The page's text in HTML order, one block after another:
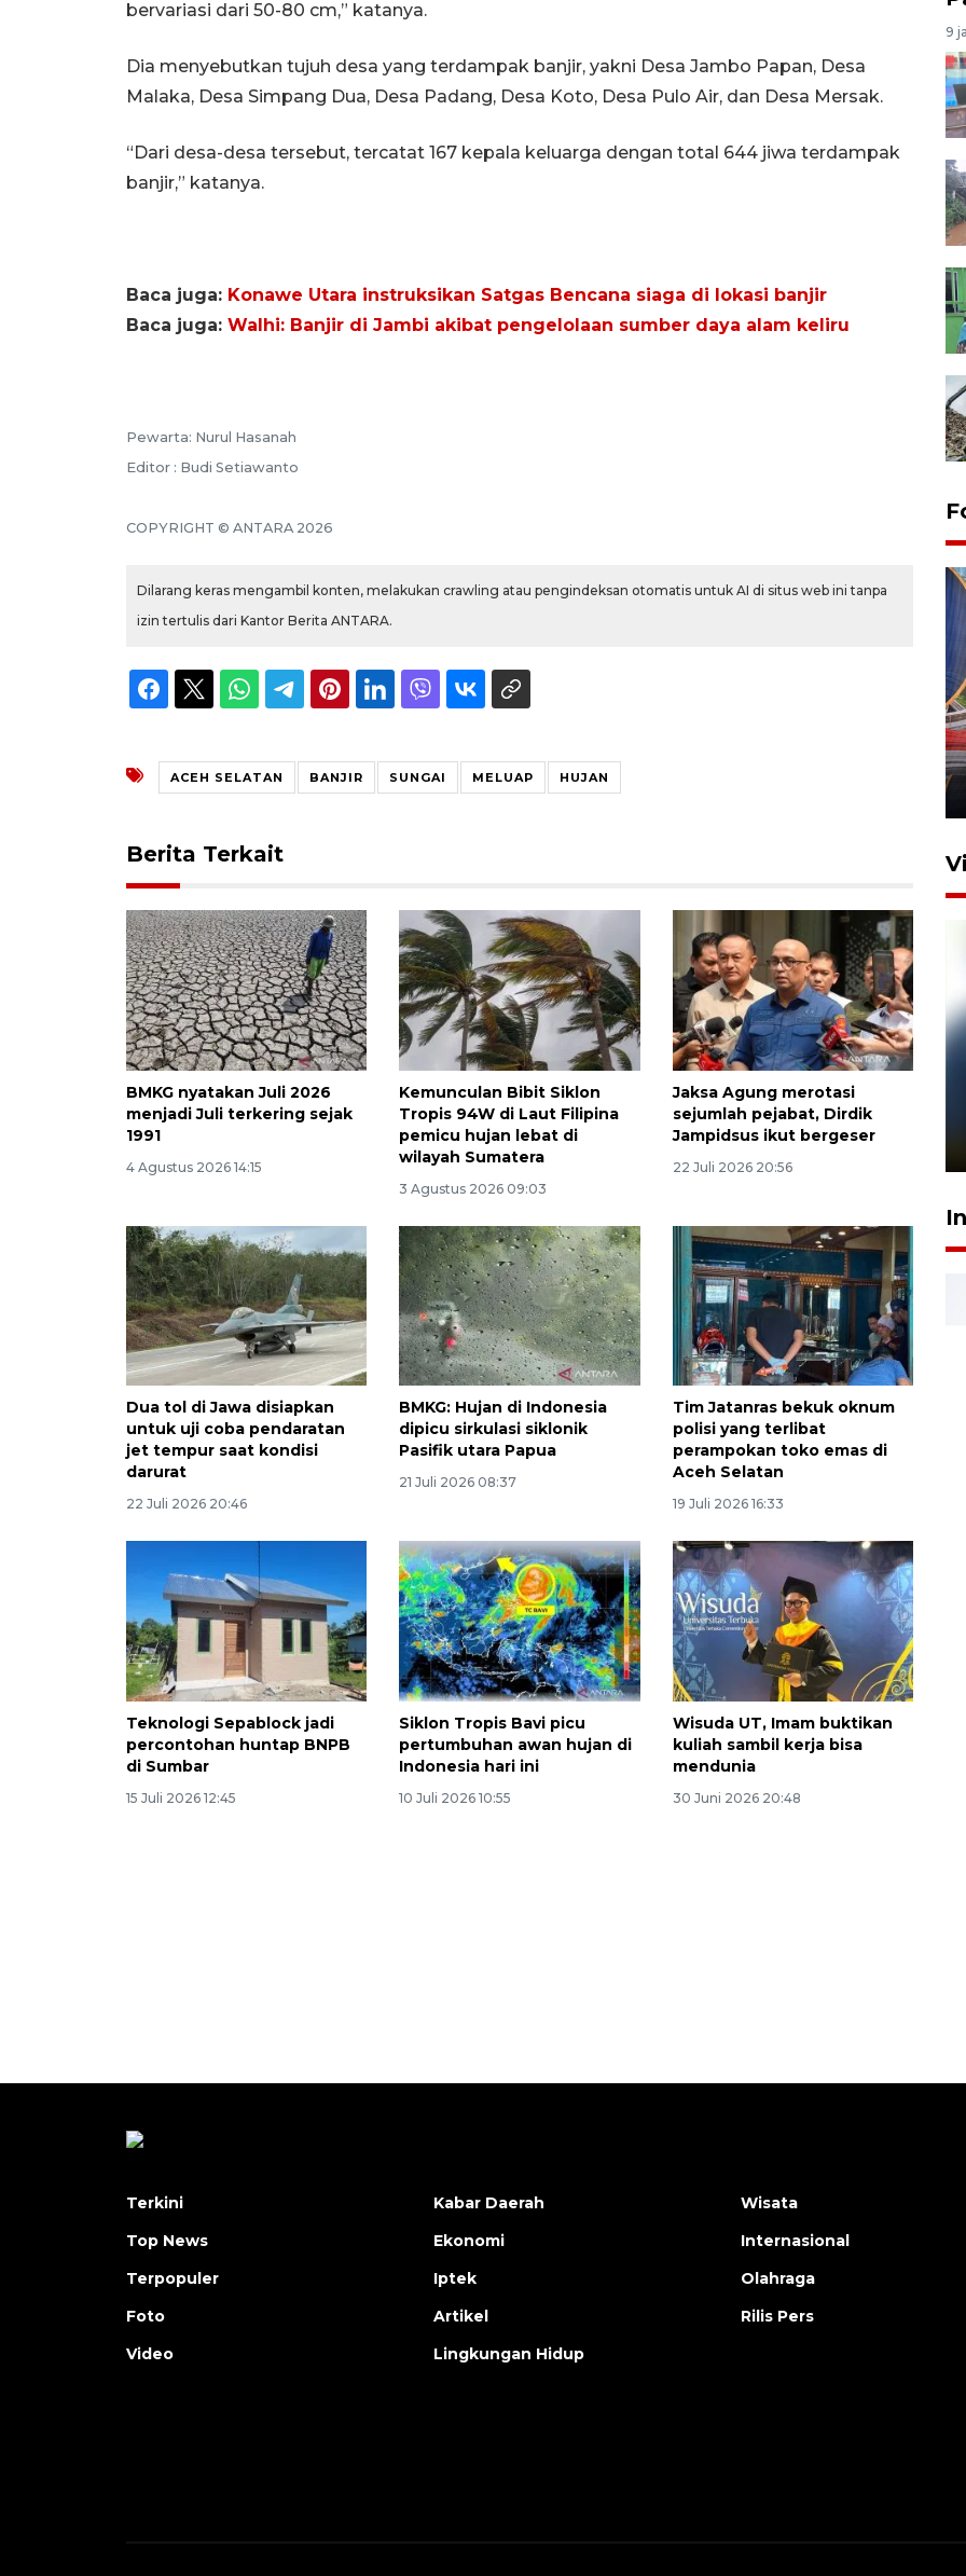
bervariasi dari 50-80 cm,” katanya.
Dia menyebutkan tujuh desa yang terdampak banjir, yakni Desa Jambo Papan, Desa
Malaka, Desa Simpang Dua, Desa Padang, Desa Koto, Desa Pulo Air, dan Desa Mersak.
“Dari desa-desa tersebut, tercatat 167 kepala keluarga dengan total 644 jiwa terdampak
banjir,” katanya.
Baca juga: Konawe Utara instruksikan Satgas Bencana siaga di lokasi banjir
Baca juga: Walhi: Banjir di Jambi akibat pengelolaan sumber daya alam keliru
Pewarta: Nurul Hasanah
Editor : Budi Setiawanto
COPYRIGHT © ANTARA 2026
Dilarang keras mengambil konten, melakukan crawling atau pengindeksan otomatis untuk AI di situs web ini tanpa
izin tertulis dari Kantor Berita ANTARA.
ACEH SELATAN BANJIR SUNGAI MELUAP HUJAN
Berita Terkait
BMKG nyatakan Juli 2026
menjadi Juli terkering sejak
1991
4 Agustus 2026 14:15
Kemunculan Bibit Siklon
Tropis 94W di Laut Filipina
pemicu hujan lebat di
wilayah Sumatera
3 Agustus 2026 09:03
Jaksa Agung merotasi
sejumlah pejabat, Dirdik
Jampidsus ikut bergeser
22 Juli 2026 20:56
Dua tol di Jawa disiapkan
untuk uji coba pendaratan
jet tempur saat kondisi
darurat
22 Juli 2026 20:46
BMKG: Hujan di Indonesia
dipicu sirkulasi siklonik
Pasifik utara Papua
21 Juli 2026 08:37
Tim Jatanras bekuk oknum
polisi yang terlibat
perampokan toko emas di
Aceh Selatan
19 Juli 2026 16:33
Teknologi Sepablock jadi
percontohan huntap BNPB
di Sumbar
15 Juli 2026 12:45
Siklon Tropis Bavi picu
pertumbuhan awan hujan di
Indonesia hari ini
10 Juli 2026 10:55
Wisuda UT, Imam buktikan
kuliah sambil kerja bisa
mendunia
30 Juni 2026 20:48
9
Stasiun Bogor
12 Juni 2026 18:49
Pelanggan Filaha Farm setia
sampai 8 tahan?
1 Juni 2026 05:47
Terkini
Top News
Terpopuler
Foto
Video
Kabar Daerah
Ekonomi
Iptek
Artikel
Lingkungan Hidup
Wisata
Internasional
Olahraga
Rilis Pers